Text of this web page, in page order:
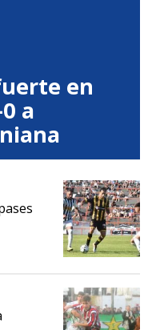
en
a